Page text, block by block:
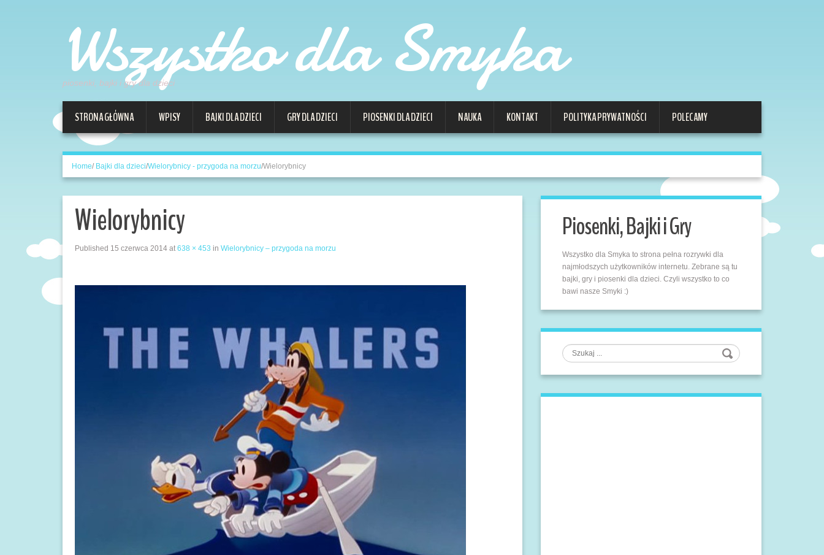
Wszystko dla Smyka
piosenki, bajki i gry dla dzieci
STRONA GŁÓWNA WPISY BAJKI DLA DZIECI GRY DLA DZIECI PIOSENKI DLA DZIECI NAUKA KONTAKT POLITYKA PRYWATNOŚCI POLECAMY
Home/ Bajki dla dzieci/Wielorybnicy - przygoda na morzu/Wielorybnicy
Wielorybnicy
Published 15 czerwca 2014 at638 × 453 in Wielorybnicy – przygoda na morzu
Piosenki, Bajki i Gry
Wszystko dla Smyka to strona pełna rozrywki dla
najmłodszych użytkowników internetu. Zebrane są tu
bajki, gry i piosenki dla dzieci. Czyli wszystko to co
bawi nasze Smyki :)
Szukaj